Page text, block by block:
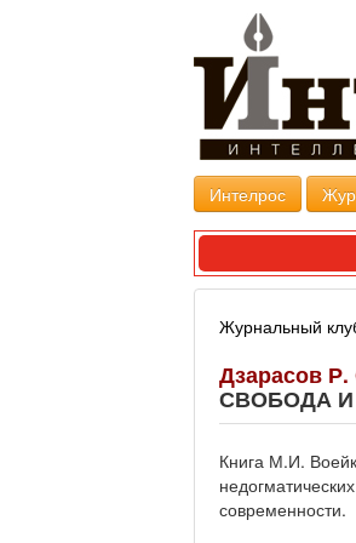
Интелрос
Журнальный
Дзарасов
СВОБОДА
Книга М.И.
современности.